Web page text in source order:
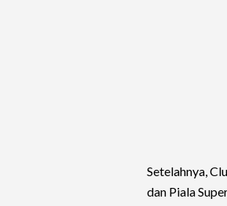
Setelahnya,
dan Piala